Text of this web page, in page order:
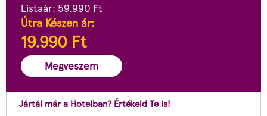
Listaár: 59.990 Ft
Útra Készen ár:
19.990 Ft
Megveszem
Jártál már a Hotelban? Értékeld Te is!